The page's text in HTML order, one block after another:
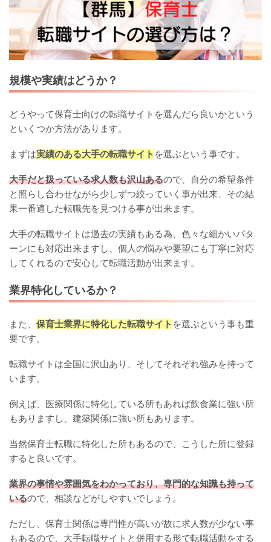
規模や実績はどうか？
どうやって保育士向けの転職サイトを選んだら良いかという
といくつか方法があります。
まずは実績のある大手の転職サイト を選ぶという事です。
大手だと扱っている求人数も沢山あるので、自分の希望条件
と照らし合わせながら少しずつ絞っていく事が出来、その結
果一番適した転職先を見つける事が出来ます。
大手の転職サイトは過去の実績もある為、色々な細かいパタ
ーンにも対応出来ますし、個人の悩みや要望にも丁寧に対応
してくれるので安心して転職活動が出来ます。
業界特化しているか？
また、 保育士業界に特化した転職サイト を選ぶという事も重
要です。
転職サイトは全国に沢山あり、そしてそれぞれ強みを持って
います。
例えば、医療関係に特化している所もあれば飲食業に強い所
もありますし、建築関係に強い所もあります。
当然保育士転職に特化した所もあるので、こうした所に登録
すると良いです。
業界の事情や雰囲気をわかっており、専門的な知識も持って
いるので、相談などがしやすいでしょう。
ただし、保育士関係は専門性が高いが故に求人数が少ない事
もあるので、大手転職サイトと併用する形で転職活動をする